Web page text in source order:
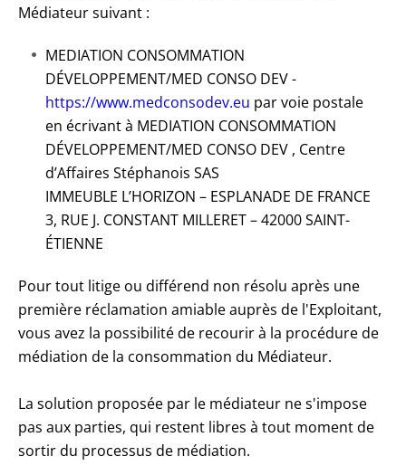
Médiateur suivant :
MEDIATION CONSOMMATION
DÉVELOPPEMENT/MED CONSO DEV -
https://www.medconsodev.eu par voie postale
en écrivant à MEDIATION CONSOMMATION
DÉVELOPPEMENT/MED CONSO DEV , Centre
d’Affaires Stéphanois SAS
IMMEUBLE L’HORIZON – ESPLANADE DE FRANCE
3, RUE J. CONSTANT MILLERET – 42000 SAINT-
ÉTIENNE
Pour tout litige ou différend non résolu après une
première réclamation amiable auprès de l'Exploitant,
vous avez la possibilité de recourir à la procédure de
médiation de la consommation du Médiateur.
La solution proposée par le médiateur ne s'impose
pas aux parties, qui restent libres à tout moment de
sortir du processus de médiation.